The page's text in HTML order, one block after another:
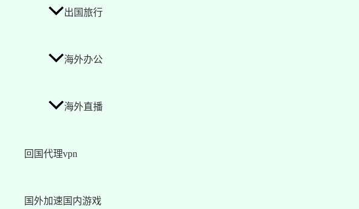
出国旅行
海外办公
海外直播
回国代理vpn
国外加速国内游戏